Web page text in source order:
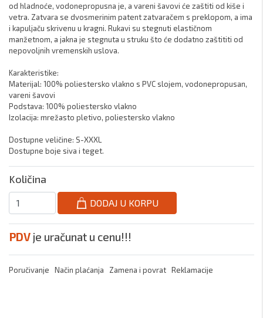
od hladnoće, vodonepropusna je, a vareni šavovi će zaštiti od kiše i
vetra. Zatvara se dvosmerinim patent zatvaračem s preklopom, a ima
i kapuljaču skrivenu u kragni. Rukavi su stegnuti elastičnom
manžetnom, a jakna je stegnuta u struku što će dodatno zaštititi od
nepovoljnih vremenskih uslova.
Karakteristike:
Materijal: 100% poliestersko vlakno s PVC slojem, vodonepropusan,
vareni šavovi
Podstava: 100% poliestersko vlakno
Izolacija: mrežasto pletivo, poliestersko vlakno
Dostupne veličine: S-XXXL
Dostupne boje siva i teget.
Količina
DODAJ U KORPU
PDV je uračunat u cenu!!!
Poručivanje Način plaćanja Zamena i povrat Reklamacije